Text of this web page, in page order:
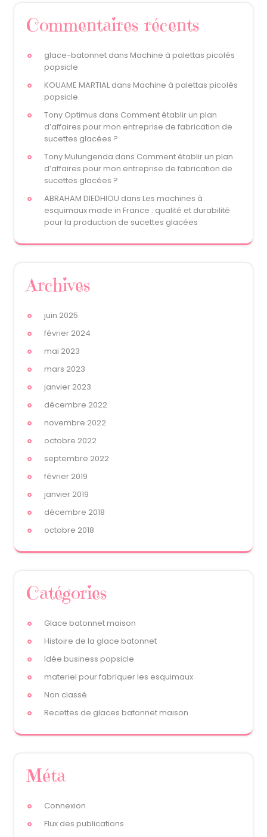
Commentaires récents
glace-batonnet dans Machine à palettas picolés
popsicle
KOUAME MARTIAL dans Machine à palettas picolés
popsicle
Tony Optimus dans Comment établir un plan
d’affaires pour mon entreprise de fabrication de
sucettes glacées ?
Tony Mulungenda dans Comment établir un plan
d’affaires pour mon entreprise de fabrication de
sucettes glacées ?
ABRAHAM DIEDHIOU dans Les machines à
esquimaux made in France : qualité et durabilité
pour la production de sucettes glacées
Archives
juin 2025
février 2024
mai 2023
mars 2023
janvier 2023
décembre 2022
novembre 2022
octobre 2022
septembre 2022
février 2019
janvier 2019
décembre 2018
octobre 2018
Catégories
Glace batonnet maison
Histoire de la glace batonnet
Idée business popsicle
materiel pour fabriquer les esquimaux
Non classé
Recettes de glaces batonnet maison
Méta
Connexion
Flux des publications